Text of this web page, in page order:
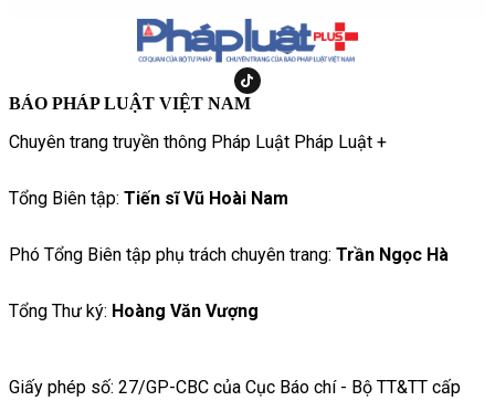
BÁO PHÁP LUẬT VIỆT NAM
Chuyên trang truyền thông Pháp Luật Pháp Luật +
Tổng Biên tập: Tiến sĩ Vũ Hoài Nam
Phó Tổng Biên tập phụ trách chuyên trang: Trần Ngọc Hà
Tổng Thư ký: Hoàng Văn Vượng
Giấy phép số: 27/GP-CBC của Cục Báo chí - Bộ TT&TT cấp